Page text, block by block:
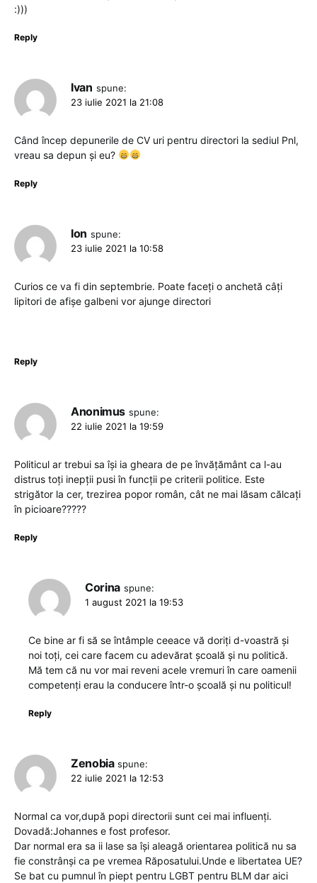
:)))
Reply
Ivan spune:
23 iulie 2021 la 21:08
Când încep depunerile de CV uri pentru directori la sediul Pnl,
vreau sa depun și eu?
Reply
Ion spune:
23 iulie 2021 la 10:58
Curios ce va fi din septembrie. Poate faceți o anchetă câți
lipitori de afișe galbeni vor ajunge directori
Reply
Anonimus spune:
22 iulie 2021 la 19:59
Politicul ar trebui sa își ia gheara de pe învățământ ca l-au
distrus toți inepții pusi în funcții pe criterii politice. Este
strigător la cer, trezirea popor român, cât ne mai lăsam călcați
în picioare?????
Reply
Corina spune:
1 august 2021 la 19:53
Ce bine ar fi să se întâmple ceeace vă doriți d-voastră și
noi toți, cei care facem cu adevărat școală și nu politică.
Mă tem că nu vor mai reveni acele vremuri în care oamenii
competenți erau la conducere într-o școală și nu politicul!
Reply
Zenobia spune:
22 iulie 2021 la 12:53
Normal ca vor,după popi directorii sunt cei mai influenți.
Dovadă:Johannes e fost profesor.
Dar normal era sa ii lase sa își aleagă orientarea politică nu sa
fie constrânși ca pe vremea Răposatului.Unde e libertatea UE?
Se bat cu pumnul în piept pentru LGBT pentru BLM dar aici